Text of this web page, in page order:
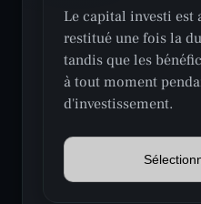
Le capital investi est
restitué une fois la
tandis que les
à tout moment
d'investissement.